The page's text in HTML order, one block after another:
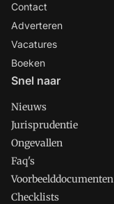
Contact
Adverteren
Vacatures
Boeken
Snel naar
Nieuws
Jurisprudentie
Ongevallen
Faq's
Voorbeelddocumenten
Checklists